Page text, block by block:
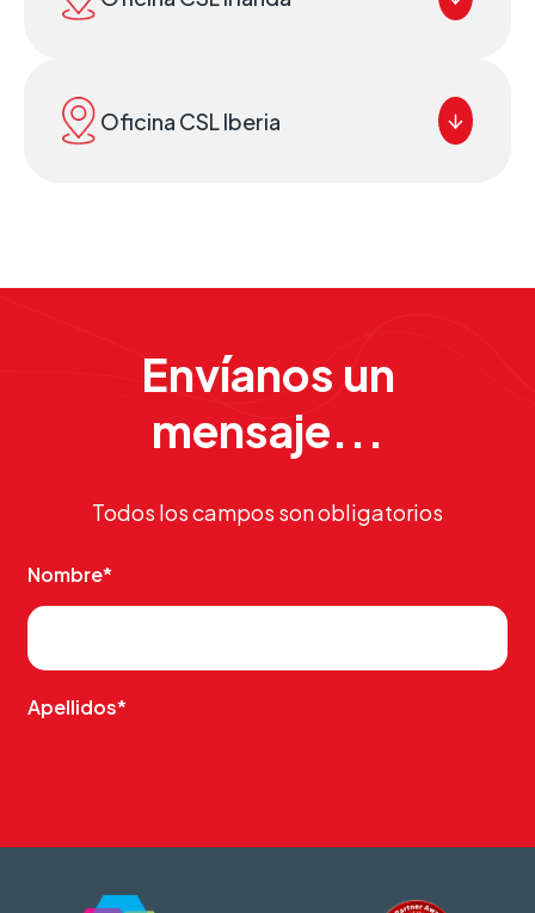
Oficina CSL Iberia
Envíanos un
mensaje...
Todos los campos son obligatorios